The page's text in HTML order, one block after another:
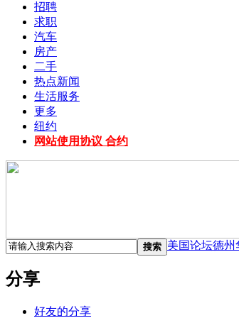
招聘
求职
汽车
房产
二手
热点新闻
生活服务
更多
纽约
网站使用协议 合约
搜索 美国论坛德州
分享
好友的分享